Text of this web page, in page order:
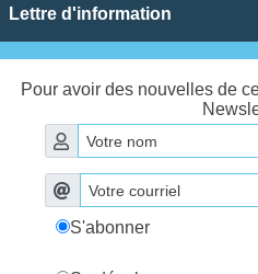
Lettre d'information
Pour avoir des nouvelles de
S'abonner